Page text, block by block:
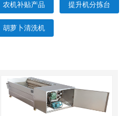
农机补贴产品 提升机分拣台
胡萝卜清洗机